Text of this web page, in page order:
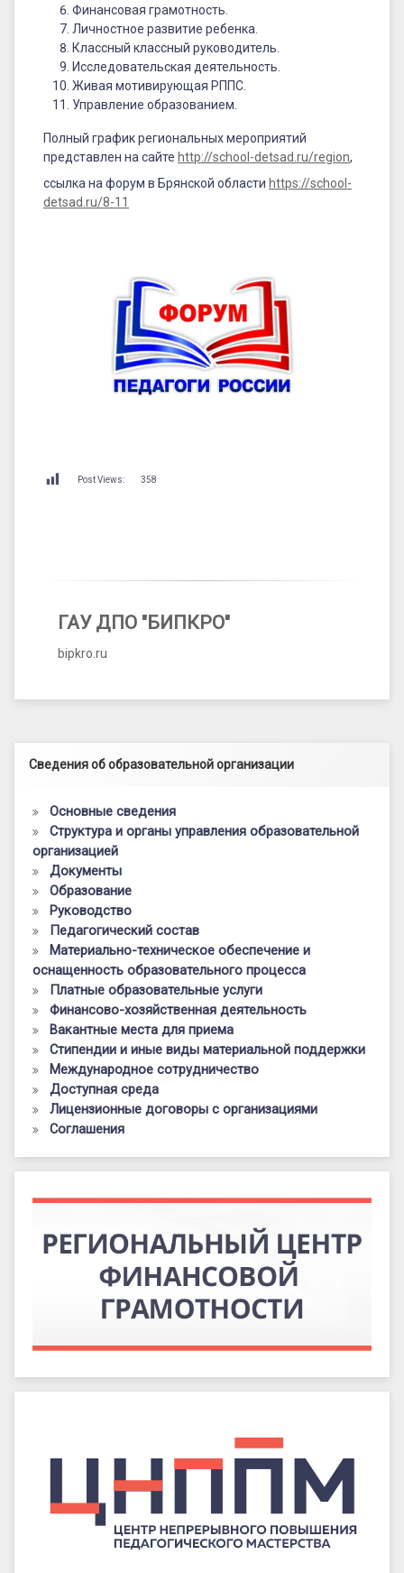
Финансовая грамотность.
Личностное развитие ребенка.
Классный классный руководитель.
Исследовательская деятельность.
Живая мотивирующая РППС.
Управление образованием.
Полный график региональных мероприятий
представлен на сайте http://school-detsad.ru/region,
ссылка на форум в Брянской области https://school-
detsad.ru/8-11
Post Views: 358
ГАУ ДПО "БИПКРО"
bipkro.ru
Левый сайдбар
Сведения об образовательной организации
Основные сведения
Структура и органы управления образовательной
организацией
Документы
Образование
Руководство
Педагогический состав
Материально-техническое обеспечение и
оснащенность образовательного процесса
Платные образовательные услуги
Финансово-хозяйственная деятельность
Вакантные места для приема
Стипендии и иные виды материальной поддержки
Международное сотрудничество
Доступная среда
Лицензионные договоры с организациями
Соглашения